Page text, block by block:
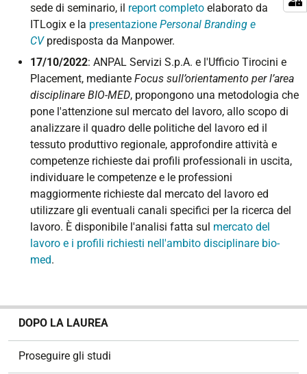
sede di seminario, il report completo elaborato da
ITLogix e la presentazione Personal Branding e
CVpredisposta da Manpower.
17/10/2022: ANPAL Servizi S.p.A. e l'Ufficio Tirocini e
Placement, mediante Focus sull’orientamento per l’area
disciplinare BIO-MED, propongono una metodologia che
pone l'attenzione sul mercato del lavoro, allo scopo di
analizzare il quadro delle politiche del lavoro ed il
tessuto produttivo regionale, approfondire attività e
competenze richieste dai profili professionali in uscita,
individuare le competenze e le professioni
maggiormente richieste dal mercato del lavoro ed
utilizzare gli eventuali canali specifici per la ricerca del
lavoro. È disponibile l'analisi fatta sul mercato del
lavoro e i profili richiesti nell'ambito disciplinare bio-
med.
DOPO LA LAUREA
Proseguire gli studi